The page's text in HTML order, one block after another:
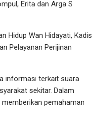
Erita dan Arga S
Hidup Wan Hidayati, Kadis
Pelayanan Perijinan
informasi terkait suara
sekitar. Dalam
pemahaman